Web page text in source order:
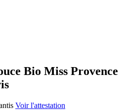
Bio Miss Provence
Voir l'attestation